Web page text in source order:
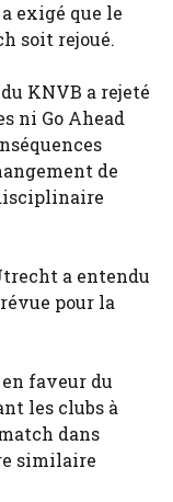
exigé que le
soit rejoué.
KNVB a rejeté
ni Go Ahead
de
a entendu
pour la
faveur du
les clubs à
dans
similaire